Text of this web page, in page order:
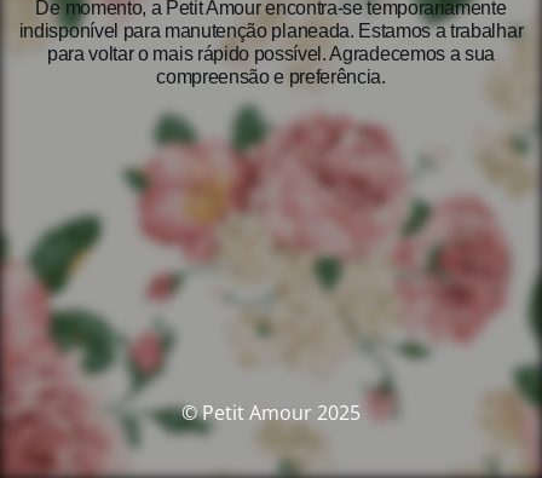
De momento, a Petit Amour encontra‑se temporariamente
indisponível para manutenção planeada. Estamos a trabalhar
para voltar o mais rápido possível. Agradecemos a sua
compreensão e preferência.
© Petit Amour 2025